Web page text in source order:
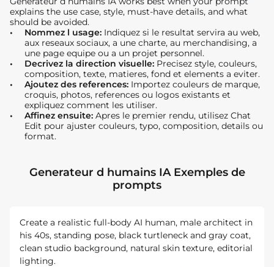
explains the use case, style, must-have details, and what
should be avoided.
Nommez l usage: Indiquez si le resultat servira au web,
aux reseaux sociaux, a une charte, au merchandising, a
une page equipe ou a un projet personnel.
Decrivez la direction visuelle: Precisez style, couleurs,
composition, texte, matieres, fond et elements a eviter.
Ajoutez des references: Importez couleurs de marque,
croquis, photos, references ou logos existants et
expliquez comment les utiliser.
Affinez ensuite: Apres le premier rendu, utilisez Chat
Edit pour ajuster couleurs, typo, composition, details ou
format.
Generateur d humains IA Exemples de
prompts
Create a realistic full-body AI human, male architect in
his 40s, standing pose, black turtleneck and gray coat,
clean studio background, natural skin texture, editorial
lighting.